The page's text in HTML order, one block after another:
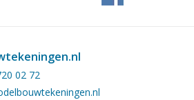
02 72